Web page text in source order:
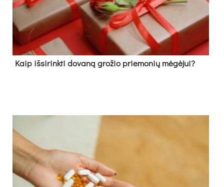
Kaip išsirinkti dovaną grožio priemonių mėgėjui?